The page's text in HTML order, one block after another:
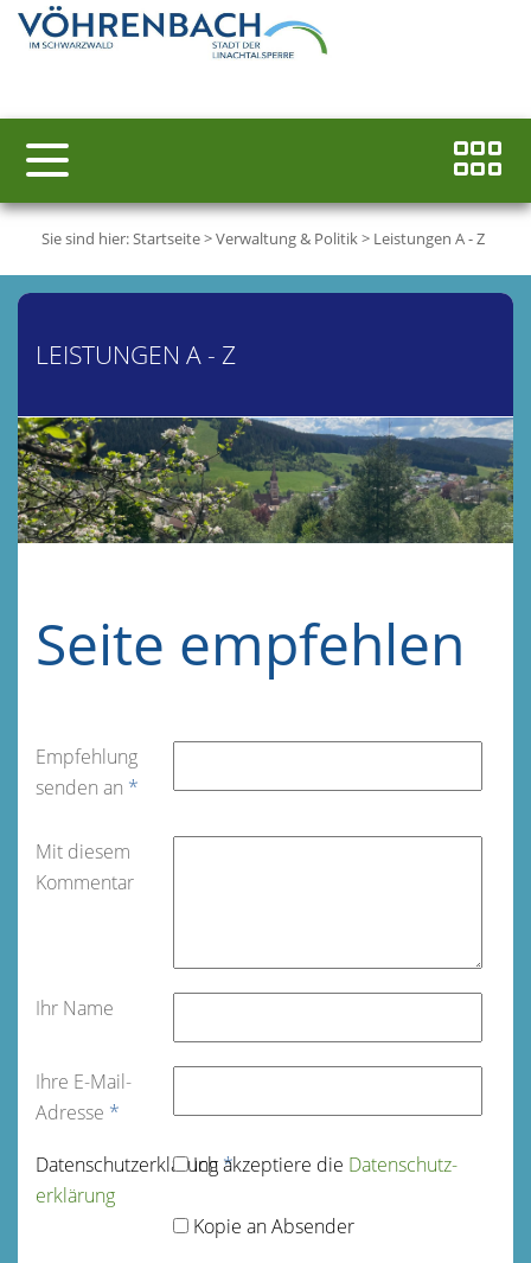
Sie sind hier:Startseite>Verwaltung & Politik> Leistungen A - Z
LEISTUNGEN A - Z
Seite empfehlen
Empfehlung
senden an *
Mit diesem
Kommentar
Ihr Name
Ihre E-Mail-
Adresse *
Datenschutz­erklärung*
Ich akzeptiere die Datenschutz­
erklärung
Kopie an Absender